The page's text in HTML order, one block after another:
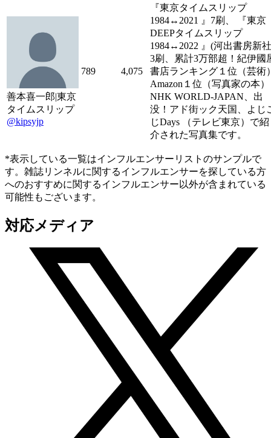
善本喜一郎|東京
タイムスリップ
@kipsyjp
789 4,075
『東京タイムスリップ
1984↔︎2021 』7刷、 『東京
DEEPタイムスリップ
1984↔︎2022 』(河出書房新
3刷、累計3万部超！紀伊國
書店ランキング１位（芸術
Amazon１位（写真家の本）
NHK WORLD-JAPAN、出
没！アド街ック天国、よじ
じDays （テレビ東京）で紹
介された写真集です。
*表示している一覧はインフルエンサーリストのサンプルで
す。雑誌リンネルに関するインフルエンサーを探している方
へのおすすめに関するインフルエンサー以外が含まれている
可能性もございます。
対応メディア